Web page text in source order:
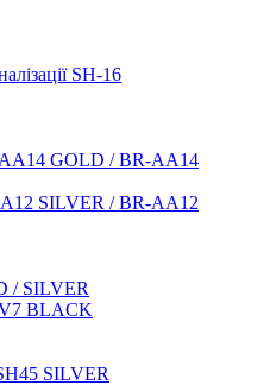
SH-16
GOLD / BR-AA14
SILVER / BR-AA12
/ SILVER
BLACK
SILVER